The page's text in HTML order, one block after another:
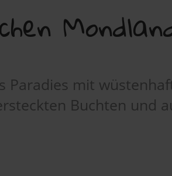
Paradies mit
Buchten und